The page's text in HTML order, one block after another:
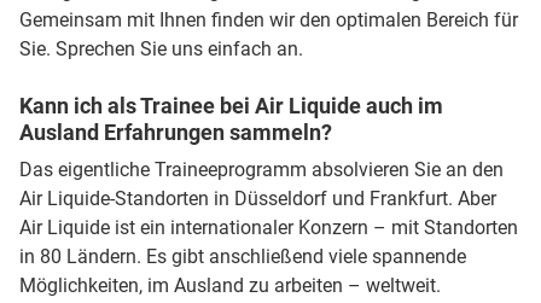
Gemeinsam mit Ihnen finden wir den optimalen Bereich für
Sie. Sprechen Sie uns einfach an.
Kann ich als Trainee bei Air Liquide auch im
Ausland Erfahrungen sammeln?
Das eigentliche Traineeprogramm absolvieren Sie an den
Air Liquide-Standorten in Düsseldorf und Frankfurt. Aber
Air Liquide ist ein internationaler Konzern – mit Standorten
in 80 Ländern. Es gibt anschließend viele spannende
Möglichkeiten, im Ausland zu arbeiten – weltweit.